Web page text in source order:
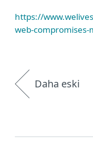
https://
web-
Daha eski